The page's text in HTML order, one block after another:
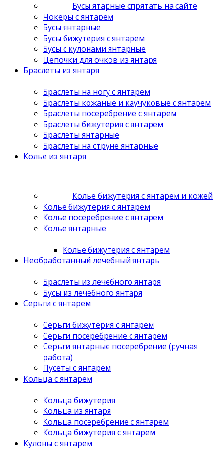
Бусы ятарные спрятать на сайте
Чокеры с янтарем
Бусы янтарные
Бусы бижутерия с янтарем
Бусы с кулонами янтарные
Цепочки для очков из янтаря
Браслеты из янтаря
Браслеты на ногу с янтарем
Браслеты кожаные и каучуковые с янтарем
Браслеты посеребрение с янтарем
Браслеты бижутерия с янтарем
Браслеты янтарные
Браслеты на струне янтарные
Колье из янтаря
Колье бижутерия с янтарем и кожей
Колье бижутерия с янтарем
Колье посеребрение с янтарем
Колье янтарные
Колье бижутерия с янтарем
Необработанный лечебный янтарь
Браслеты из лечебного янтаря
Бусы из лечебного янтаря
Серьги с янтарем
Серьги бижутерия с янтарем
Серьги посеребрение с янтарем
Серьги янтарные посеребрение (ручная
работа)
Пусеты с янтарем
Кольца с янтарем
Кольца бижутерия
Кольца из янтаря
Кольца посеребрение с янтарем
Кольца бижутерия с янтарем
Кулоны с янтарем